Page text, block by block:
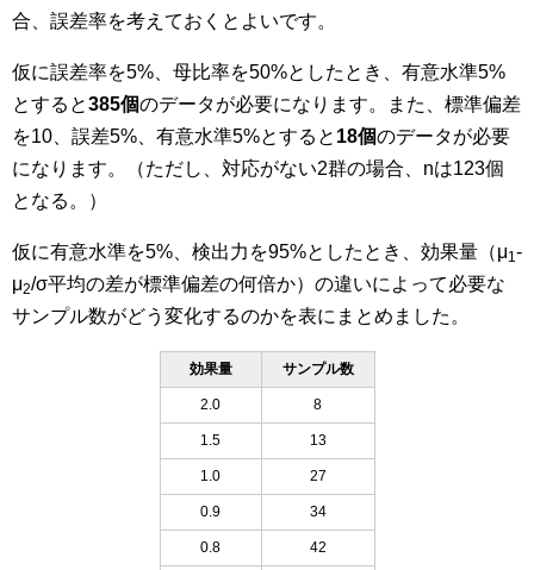
合、誤差率を考えておくとよいです。
仮に誤差率を5%、母比率を50%としたとき、有意水準5%
とすると385個のデータが必要になります。また、標準偏差
を10、誤差5%、有意水準5%とすると 18個のデータが必要
になります。（ただし、対応がない2群の場合、nは123個
となる。）
仮に有意水準を5%、検出力を95%としたとき、効果量（μ1-
μ2/σ平均の差が標準偏差の何倍か）の違いによって必要な
サンプル数がどう変化するのかを表にまとめました。
効果量 サンプル数
2.0 8
1.5 13
1.0 27
0.9 34
0.8 42